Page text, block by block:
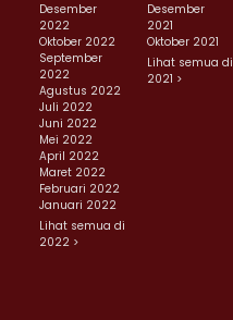
Desember
2022
Oktober 2022
September
2022
Agustus 2022
Juli 2022
Juni 2022
Mei 2022
April 2022
Maret 2022
Februari 2022
Januari 2022
Lihat semua di
2022 >
Desember
2021
Oktober 2021
Lihat semua di
2021 >